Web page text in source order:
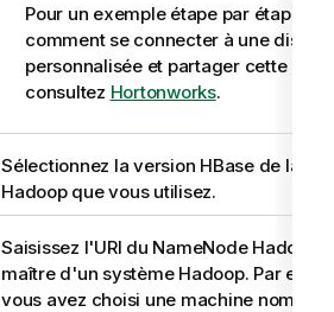
r
m
a
t
n
s
Pour un exemple étape par étape
comment se connecter à une
personnalisée et partager cette
consultez Hortonworks.
Sélectionnez la version HBase de la
Hadoop que vous utilisez.
Saisissez l'URI du NameNode
maître d'un système Hadoop. Par
vous avez choisi une machine nommée